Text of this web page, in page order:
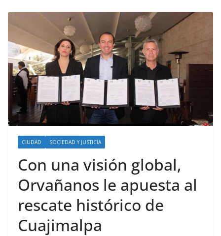
CIUDAD SOCIEDAD Y JUSTICIA
Con una visión global,
Orvañanos le apuesta al
rescate histórico de
Cuajimalpa